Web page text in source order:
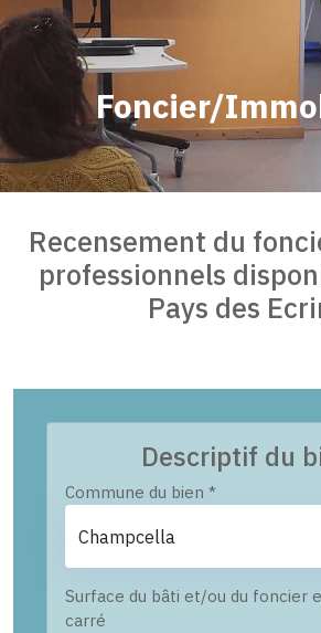
Foncier/
Recensement du
professionnels
Pays des
Descriptif du
Commune du bien *
Surface du bâti et/ou du foncier
carré